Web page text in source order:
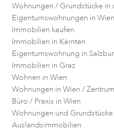
Wohnungen / Grundstücke in
Eigentumswohnungen in Wien
Immobilien kaufen
Immobilien in Kärnten
Eigentumswohnung in
Immobilien in Graz
Wohnen in Wien
Wohnungen in Wien / Zentrum
Büro / Praxis in Wien
Wohnungen und
Auslandsimmobilien